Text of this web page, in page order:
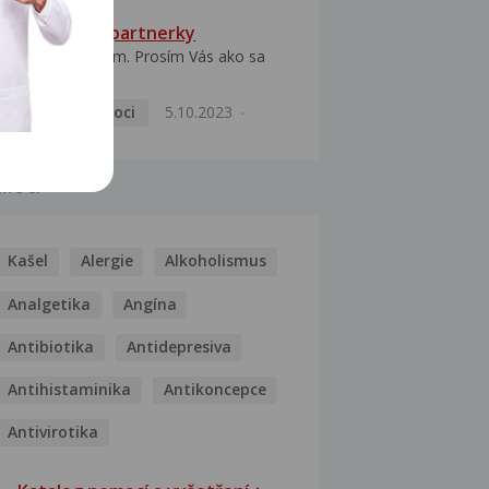
HPV typ 52 u partnerky
Dobrý deň prajem. Prosím Vás ako sa
Pohlavní nemoci
5.10.2023
Kašel Alergie Alkoholismus
Analgetika Angína
Antibiotika Antidepresiva
Antihistaminika Antikoncepce
Antivirotika